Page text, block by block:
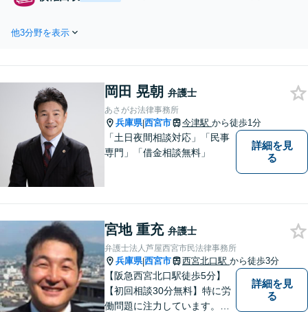
も回収できるよう尽力します【フリー
他3分野を表示
岡田 晃朝 弁護士
あさがお法律事務所
兵庫県|西宮市 今津駅 から徒歩1分
「土日夜間相談対応」「民事
専門」「借金相談無料」
詳細を見
る
宮地 重充 弁護士
弁護士法人芦屋西宮市民法律事務所
兵庫県|西宮市 西宮北口駅 から徒歩3分
【阪急西宮北口駅徒歩5分】
【初回相談30分無料】特に労
働問題に注力しています。残
詳細を見
る